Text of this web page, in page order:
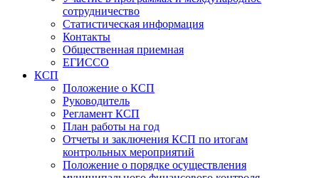
сотрудничество
Статистическая информация
Контакты
Общественная приемная
ЕГИССО
КСП
Положение о КСП
Руководитель
Регламент КСП
План работы на год
Отчеты и заключения КСП по итогам
контрольных мероприятий
Положение о порядке осуществления